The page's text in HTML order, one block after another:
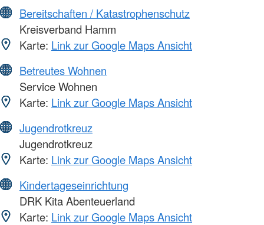
Bereitschaften / Katastrophenschutz
Kreisverband Hamm
Karte: Link zur Google Maps Ansicht
Betreutes Wohnen
Service Wohnen
Karte: Link zur Google Maps Ansicht
Jugendrotkreuz
Jugendrotkreuz
Karte: Link zur Google Maps Ansicht
Kindertageseinrichtung
DRK Kita Abenteuerland
Karte: Link zur Google Maps Ansicht